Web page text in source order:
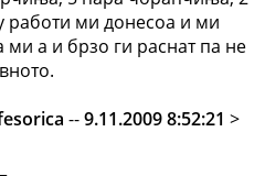
работи ми донесоа и ми
ми а и брзо ги раснат па не
--9.11.2009 8:52:21>